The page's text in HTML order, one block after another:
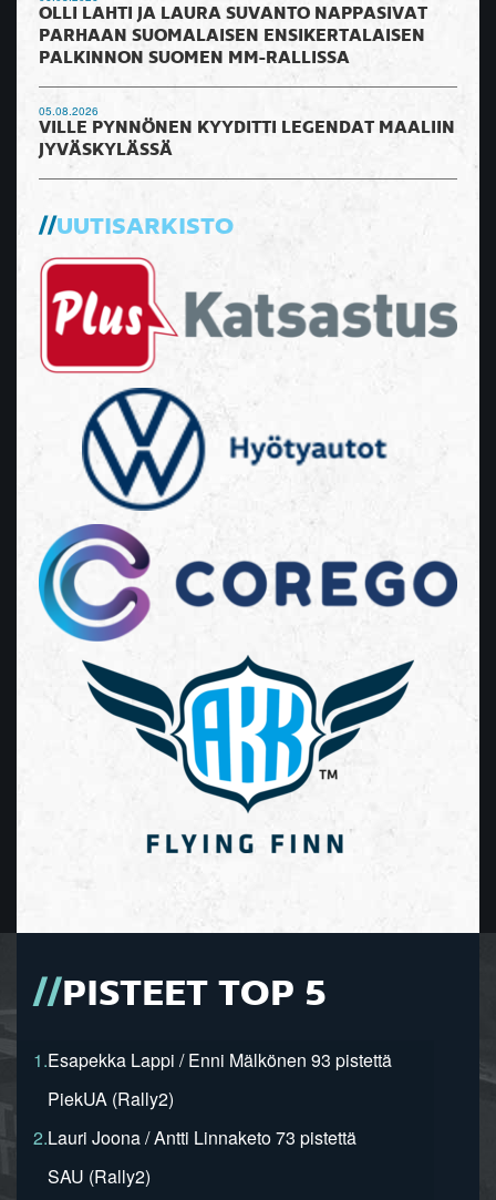
OLLI LAHTI JA LAURA SUVANTO NAPPASIVAT
PARHAAN SUOMALAISEN ENSIKERTALAISEN
PALKINNON SUOMEN MM-RALLISSA
05.08.2026
VILLE PYNNÖNEN KYYDITTI LEGENDAT MAALIIN
JYVÄSKYLÄSSÄ
UUTISARKISTO
PISTEET TOP 5
1.Esapekka Lappi / Enni Mälkönen 93 pistettä
PiekUA (Rally2)
2.Lauri Joona / Antti Linnaketo 73 pistettä
SAU (Rally2)